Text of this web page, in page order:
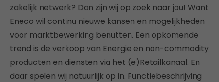
zakelijk netwerk? Dan zijn wij op zoek naar jou! Want
Eneco wil continu nieuwe kansen en mogelijkheden
voor marktbewerking benutten. Een opkomende
trend is de verkoop van Energie en non-commodity
producten en diensten via het (e)Retailkanaal. En
daar spelen wij natuurlijk op in. Functiebeschrijving